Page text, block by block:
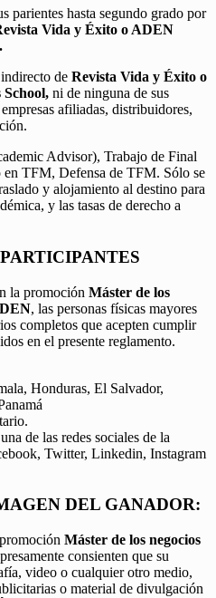
parientes hasta segundo grado por
Vida y Éxito o ADEN
de Revista Vida y Éxito o
ni de ninguna de sus
afiliadas, distribuidores,
Advisor), Trabajo de Final
TFM, Defensa de TFM. Sólo se
y alojamiento al destino para
y las tasas de derecho a
la promoción Máster de los
, las personas físicas mayores
completos que acepten cumplir
en el presente reglamento.
Honduras, El Salvador,
de las redes sociales de la
Twitter, Linkedin, Instagram
DEL GANADOR:
Máster de los negocios
consienten que su
video o cualquier otro medio,
o material de divulgación